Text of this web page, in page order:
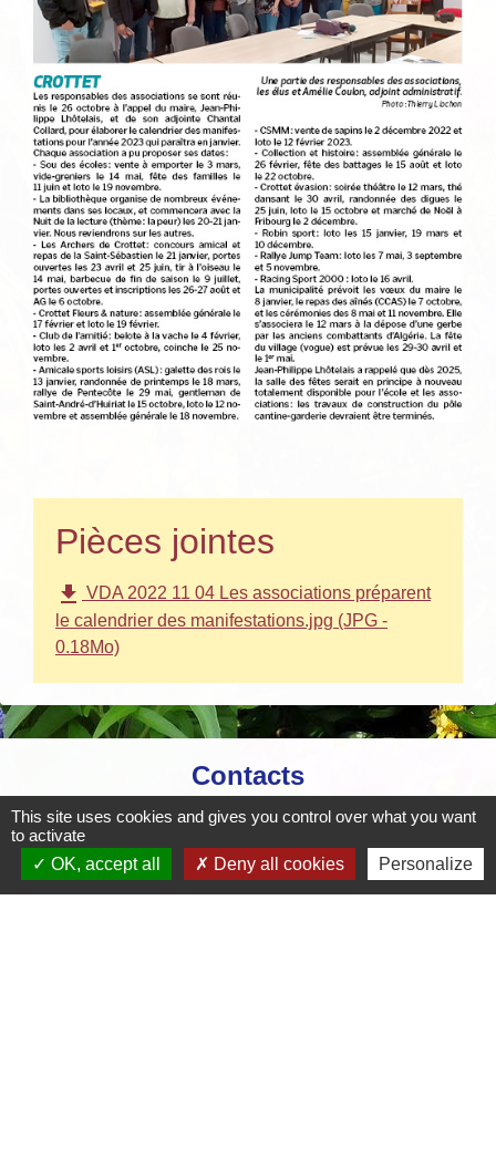
Pièces jointes
file_download VDA 2022 11 04 Les associations préparent
le calendrier des manifestations.jpg (JPG -
0.18Mo)
Contacts
Mairie de Crottet
Espace Armand Veille
01290 Crottet - FRANCE
This site uses cookies and gives you control over what you want
to activate
OK, accept all
Deny all cookies Personalize